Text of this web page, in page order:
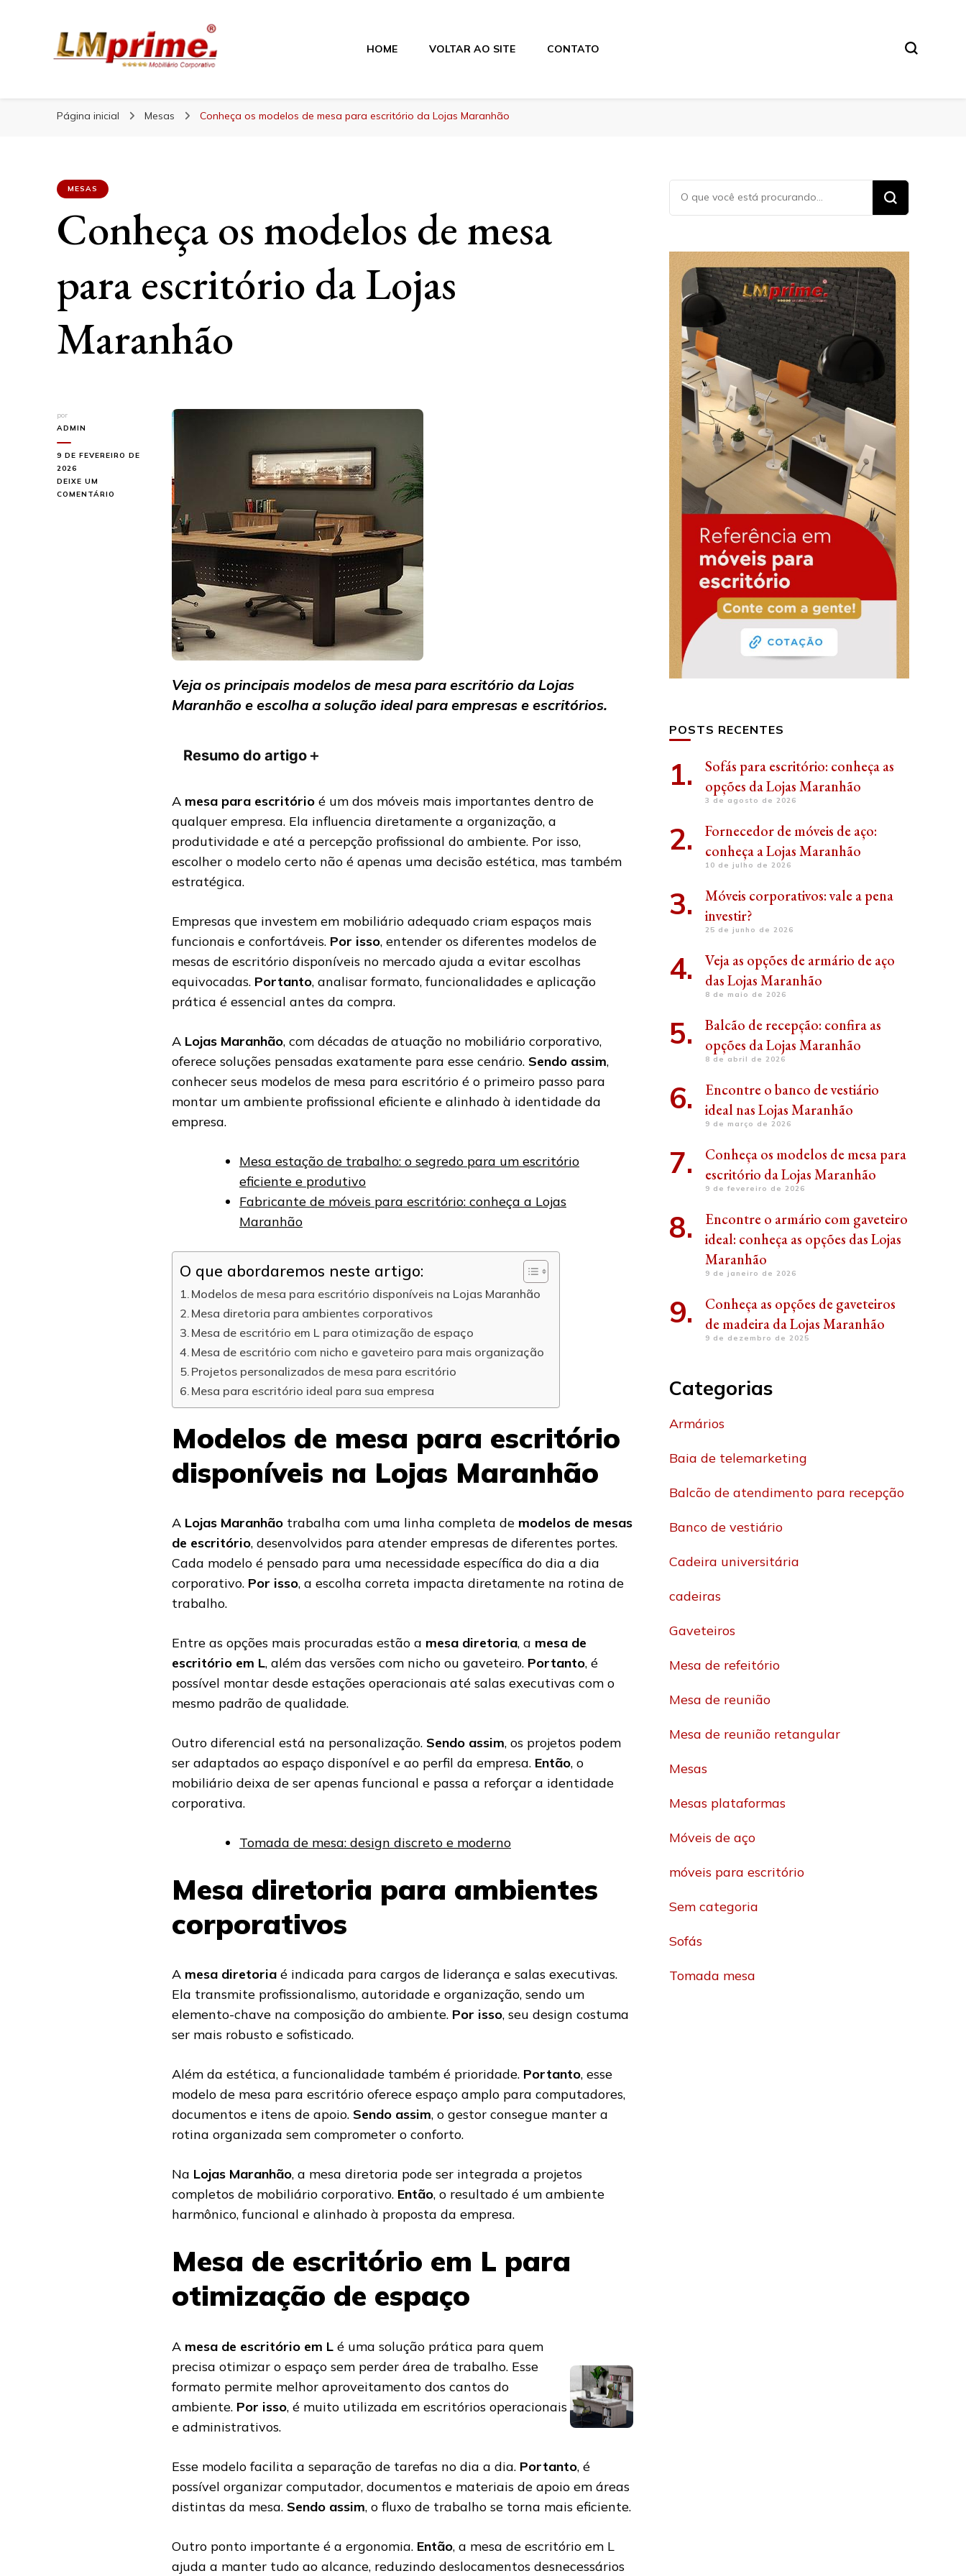
Blog Lojas Maranhão
Blog Lojas Maranhão
HOME VOLTAR AO SITE CONTATO
Página inicial Mesas Conheça os modelos de mesa para escritório da Lojas Maranhão
MESAS
Conheça os modelos de mesa
para escritório da Lojas
Maranhão
por
ADMIN
9 DE FEVEREIRO DE
2026
DEIXE UM
COMENTÁRIO
Veja os principais modelos de mesa para escritório da Lojas
Maranhão e escolha a solução ideal para empresas e escritórios.
Resumo do artigo＋
A mesa para escritório é um dos móveis mais importantes dentro de
qualquer empresa. Ela influencia diretamente a organização, a
produtividade e até a percepção profissional do ambiente. Por isso,
escolher o modelo certo não é apenas uma decisão estética, mas também
estratégica.
Empresas que investem em mobiliário adequado criam espaços mais
funcionais e confortáveis. Por isso, entender os diferentes modelos de
mesas de escritório disponíveis no mercado ajuda a evitar escolhas
equivocadas. Portanto, analisar formato, funcionalidades e aplicação
prática é essencial antes da compra.
A Lojas Maranhão, com décadas de atuação no mobiliário corporativo,
oferece soluções pensadas exatamente para esse cenário. Sendo assim,
conhecer seus modelos de mesa para escritório é o primeiro passo para
montar um ambiente profissional eficiente e alinhado à identidade da
empresa.
Mesa estação de trabalho: o segredo para um escritório
eficiente e produtivo
Fabricante de móveis para escritório: conheça a Lojas
Maranhão
O que abordaremos neste artigo:
Modelos de mesa para escritório disponíveis na Lojas Maranhão
Mesa diretoria para ambientes corporativos
Mesa de escritório em L para otimização de espaço
Mesa de escritório com nicho e gaveteiro para mais organização
Projetos personalizados de mesa para escritório
Mesa para escritório ideal para sua empresa
Modelos de mesa para escritório
disponíveis na Lojas Maranhão
A Lojas Maranhão trabalha com uma linha completa de modelos de mesas
de escritório, desenvolvidos para atender empresas de diferentes portes.
Cada modelo é pensado para uma necessidade específica do dia a dia
corporativo. Por isso, a escolha correta impacta diretamente na rotina de
trabalho.
Entre as opções mais procuradas estão a mesa diretoria, a mesa de
escritório em L, além das versões com nicho ou gaveteiro. Portanto, é
possível montar desde estações operacionais até salas executivas com o
mesmo padrão de qualidade.
Outro diferencial está na personalização. Sendo assim, os projetos podem
ser adaptados ao espaço disponível e ao perfil da empresa. Então, o
mobiliário deixa de ser apenas funcional e passa a reforçar a identidade
corporativa.
Tomada de mesa: design discreto e moderno
Mesa diretoria para ambientes
corporativos
A mesa diretoria é indicada para cargos de liderança e salas executivas.
Ela transmite profissionalismo, autoridade e organização, sendo um
elemento-chave na composição do ambiente. Por isso, seu design costuma
ser mais robusto e sofisticado.
Além da estética, a funcionalidade também é prioridade. Portanto, esse
modelo de mesa para escritório oferece espaço amplo para computadores,
documentos e itens de apoio. Sendo assim, o gestor consegue manter a
rotina organizada sem comprometer o conforto.
Na Lojas Maranhão, a mesa diretoria pode ser integrada a projetos
completos de mobiliário corporativo. Então, o resultado é um ambiente
harmônico, funcional e alinhado à proposta da empresa.
Mesa de escritório em L para
otimização de espaço
A mesa de escritório em L é uma solução prática para quem
precisa otimizar o espaço sem perder área de trabalho. Esse
formato permite melhor aproveitamento dos cantos do
ambiente. Por isso, é muito utilizada em escritórios operacionais
e administrativos.
Esse modelo facilita a separação de tarefas no dia a dia. Portanto, é
possível organizar computador, documentos e materiais de apoio em áreas
distintas da mesa. Sendo assim, o fluxo de trabalho se torna mais eficiente.
Outro ponto importante é a ergonomia. Então, a mesa de escritório em L
ajuda a manter tudo ao alcance, reduzindo deslocamentos desnecessários
Procurando
algo?
POSTS RECENTES
Sofás para escritório: conheça as
opções da Lojas Maranhão
3 de agosto de 2026
Fornecedor de móveis de aço:
conheça a Lojas Maranhão
10 de julho de 2026
Móveis corporativos: vale a pena
investir?
25 de junho de 2026
Veja as opções de armário de aço
das Lojas Maranhão
8 de maio de 2026
Balcão de recepção: confira as
opções da Lojas Maranhão
8 de abril de 2026
Encontre o banco de vestiário
ideal nas Lojas Maranhão
9 de março de 2026
Conheça os modelos de mesa para
escritório da Lojas Maranhão
9 de fevereiro de 2026
Encontre o armário com gaveteiro
ideal: conheça as opções das Lojas
Maranhão
9 de janeiro de 2026
Conheça as opções de gaveteiros
de madeira da Lojas Maranhão
9 de dezembro de 2025
Categorias
Armários
Baia de telemarketing
Balcão de atendimento para recepção
Banco de vestiário
Cadeira universitária
cadeiras
Gaveteiros
Mesa de refeitório
Mesa de reunião
Mesa de reunião retangular
Mesas
Mesas plataformas
Móveis de aço
móveis para escritório
Sem categoria
Sofás
Tomada mesa